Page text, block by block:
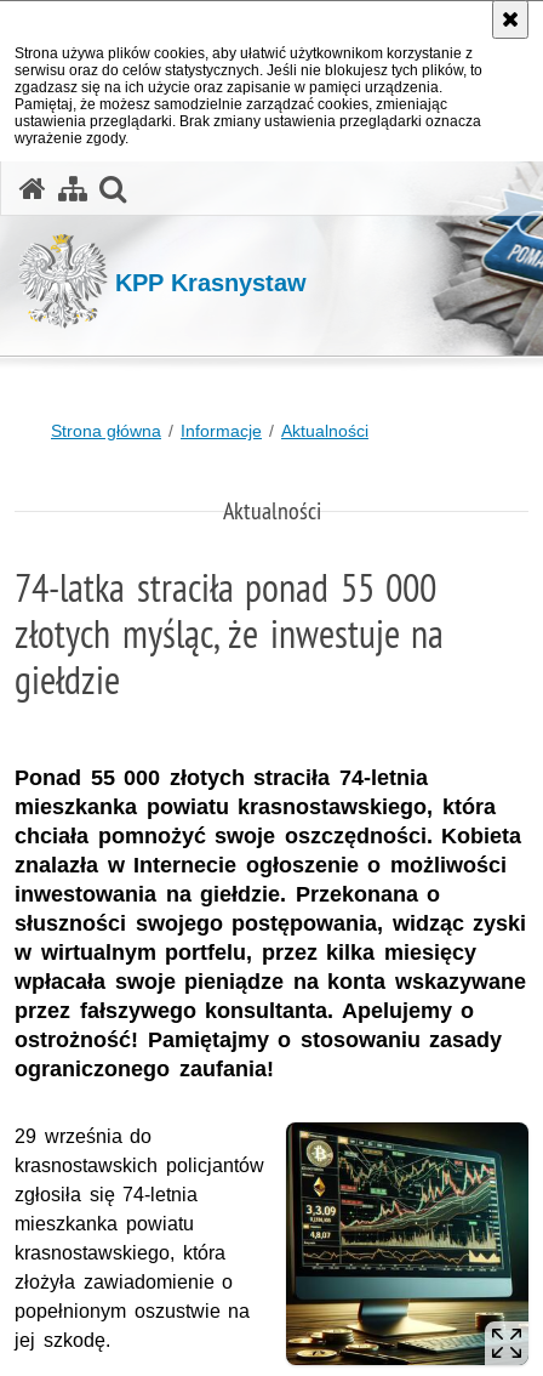
Strona używa plików cookies, aby ułatwić użytkownikom korzystanie z
serwisu oraz do celów statystycznych. Jeśli nie blokujesz tych plików, to
zgadzasz się na ich użycie oraz zapisanie w pamięci urządzenia.
Pamiętaj, że możesz samodzielnie zarządzać cookies, zmieniając
ustawienia przeglądarki. Brak zmiany ustawienia przeglądarki oznacza
wyrażenie zgody.
KPP Krasnystaw
Strona główna Informacje Aktualności
Aktualności
74-latka straciła ponad 55 000
złotych myśląc, że inwestuje na
giełdzie
Ponad 55 000 złotych straciła 74-letnia
mieszkanka powiatu krasnostawskiego, która
chciała pomnożyć swoje oszczędności. Kobieta
znalazła w Internecie ogłoszenie o możliwości
inwestowania na giełdzie. Przekonana o
słuszności swojego postępowania, widząc zyski
w wirtualnym portfelu, przez kilka miesięcy
wpłacała swoje pieniądze na konta wskazywane
przez fałszywego konsultanta. Apelujemy o
ostrożność! Pamiętajmy o stosowaniu zasady
ograniczonego zaufania!
29 września do
krasnostawskich policjantów
zgłosiła się 74-letnia
mieszkanka powiatu
krasnostawskiego, która
złożyła zawiadomienie o
popełnionym oszustwie na
jej szkodę.